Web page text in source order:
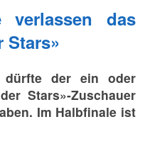
verlassen das
Stars»
dürfte der ein oder
Stars»-Zuschauer
Im Halbfinale ist